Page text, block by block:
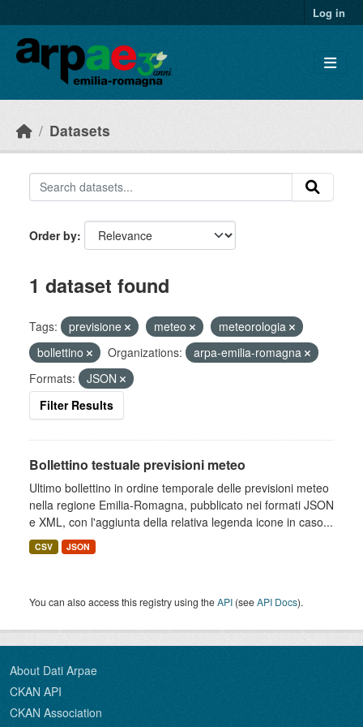
Log in
Datasets
Order by
1 dataset found
Tags: previsione meteo
meteorologia
bollettino
Organizations:
arpa-emilia-romagna
Formats:
JSON
Filter Results
Bollettino testuale previsioni meteo
Ultimo bollettino in ordine temporale delle previsioni meteo
nella regione Emilia-Romagna, pubblicato nei formati JSON
e XML, con l'aggiunta della relativa legenda icone in caso...
CSV JSON
You can also access this registry using theAPI (seeAPI Docs).
About Dati Arpae
CKAN API
CKAN Association